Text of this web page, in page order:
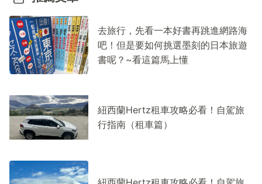
去旅行，先看一本好書再跳進網路海
吧！但是要如何挑選墨刻的日本旅遊
書呢？~看這篇馬上懂
紐西蘭Hertz租車攻略必看！自駕旅
行指南（租車篇）